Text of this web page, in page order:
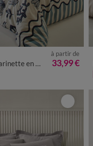
coton imprimé
à partir de
33,99 €